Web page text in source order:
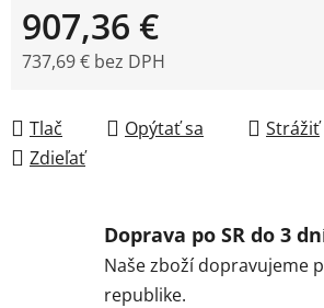
907,36 €
737,69 € bez DPH
Tlač
Opýtať sa
Strážiť
Zdieľať
Doprava po SR do 3
Naše zboží dopravujeme
republike.